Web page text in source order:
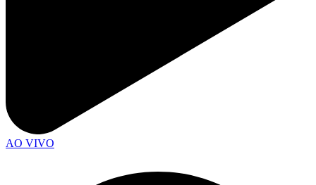
AO VIVO